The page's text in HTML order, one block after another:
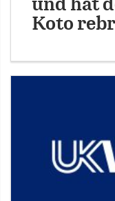
und hat
Koto